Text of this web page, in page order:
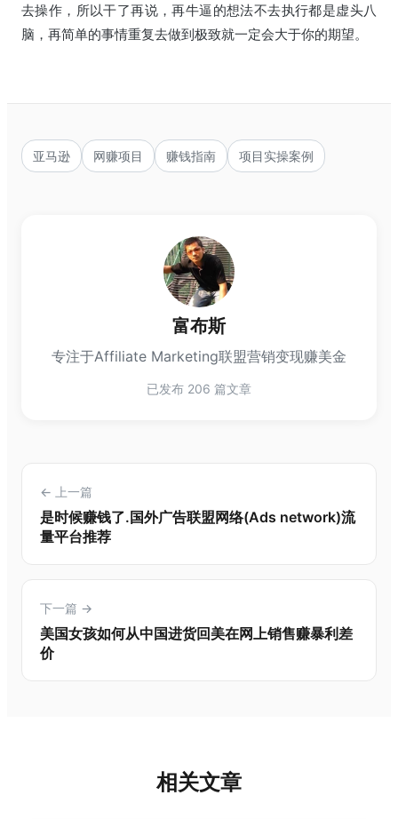
去操作，所以干了再说，再牛逼的想法不去执行都是虚头八
脑，再简单的事情重复去做到极致就一定会大于你的期望。
亚马逊 网赚项目 赚钱指南 项目实操案例
富布斯
专注于Affiliate Marketing联盟营销变现赚美金
已发布 206 篇文章
← 上一篇
是时候赚钱了.国外广告联盟网络(Ads network)流
量平台推荐
下一篇 →
美国女孩如何从中国进货回美在网上销售赚暴利差
价
相关文章